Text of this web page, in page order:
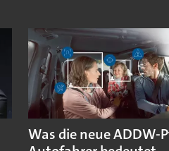
Was die neue ADDW-